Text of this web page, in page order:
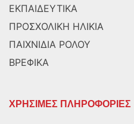
ΕΚΠΑΙΔΕΥΤΙΚΑ
ΠΡΟΣΧΟΛΙΚΗ ΗΛΙΚΙΑ
ΠΑΙΧΝΙΔΙΑ ΡΟΛΟΥ
ΒΡΕΦΙΚΑ
ΧΡΗΣΙΜΕΣ ΠΛΗΡΟΦΟΡΙΕΣ